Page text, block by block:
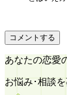
コメントする
あなたの恋愛
お悩み･相談